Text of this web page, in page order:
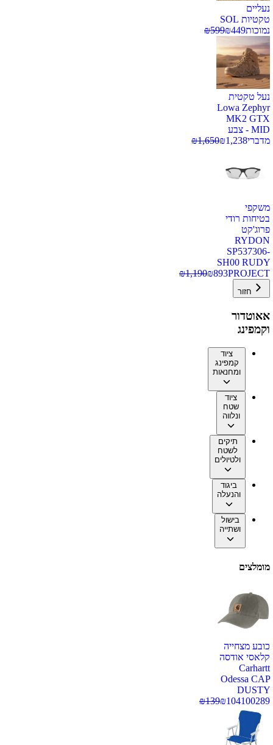
נעליים
טקטיות SOL
נמוכות
₪449
₪599
נעל טקטית
Lowa Zephyr
MK2 GTX
MID - צבע
מדברי
₪1,238
₪1,650
משקפי
בטיחות רודי
פרוג'קט
RYDON
SP537306-
SH00 RUDY
PROJECT
₪893
₪1,190
חזור
אאוטדור
וקמפינג
ציוד
קמפינג
ומחנאות
ציוד
שטח
ונלווה
תיקים
לשטח
ולטיולים
ביגוד
והנעלה
בישול
ושתייה
מומלצים
כובע מצחייה
קלאסי אודסה
Carhartt
Odessa CAP
DUSTY
100289
₪104
₪139